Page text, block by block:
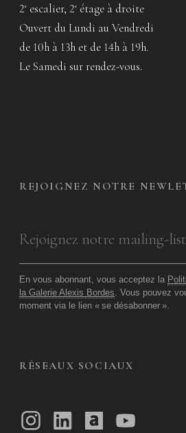
2e escalier, 2e étage à droite
Ouvert du Lundi au Vendredi
de 10h à 13h et de 14h à 19h.
Le Samedi sur rendez-vous.
REJOIGNEZ NOTRE
En vous abonnant, vous acceptez la
la Galerie Alexis Bordes . Vous pouvez
moment via le lien « se désabonner ».
RÉSEAUX SOCIAUX